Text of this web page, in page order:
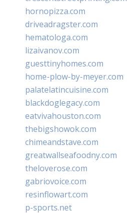
hornopizza.com
driveadragster.com
hematologa.com
lizaivanov.com
guesttinyhomes.com
home-plow-by-meyer.com
palatelatincuisine.com
blackdoglegacy.com
eatvivahouston.com
thebigshowok.com
chimeandstave.com
greatwallseafoodny.com
theloverose.com
gabriovoice.com
resinflowart.com
p-sports.net